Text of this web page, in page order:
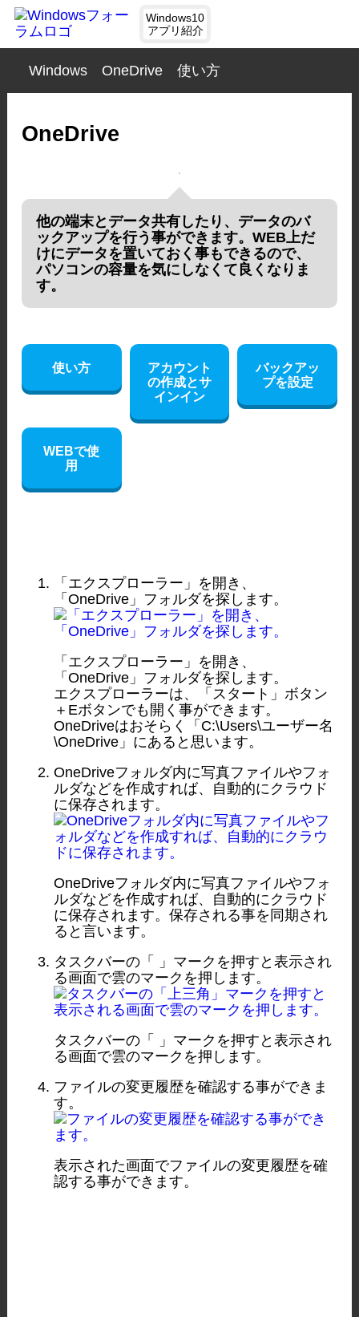
Windows10
アプリ紹介
Windows OneDrive 使い方
OneDrive
他の端末とデータ共有したり、データのバ
ックアップを行う事ができます。WEB上だ
けにデータを置いておく事もできるので、
パソコンの容量を気にしなくて良くなりま
す。
使い方
アカウント
の作成とサ
インイン
バックアッ
プを設定
WEBで使
用
「エクスプローラー」を開き、
「OneDrive」フォルダを探します。
「エクスプローラー」を開き、
「OneDrive」フォルダを探します。
エクスプローラーは、「スタート」ボタン
＋Eボタンでも開く事ができます。
OneDriveはおそらく「C:\Users\ユーザー名
\OneDrive」にあると思います。
OneDriveフォルダ内に写真ファイルやフォ
ルダなどを作成すれば、自動的にクラウド
に保存されます。
OneDriveフォルダ内に写真ファイルやフォ
ルダなどを作成すれば、自動的にクラウド
に保存されます。保存される事を同期され
ると言います。
タスクバーの「
」マークを押すと表示され
る画面で雲のマークを押します。
タスクバーの「
」マークを押すと表示され
る画面で雲のマークを押します。
ファイルの変更履歴を確認する事ができま
す。
表示された画面でファイルの変更履歴を確
認する事ができます。